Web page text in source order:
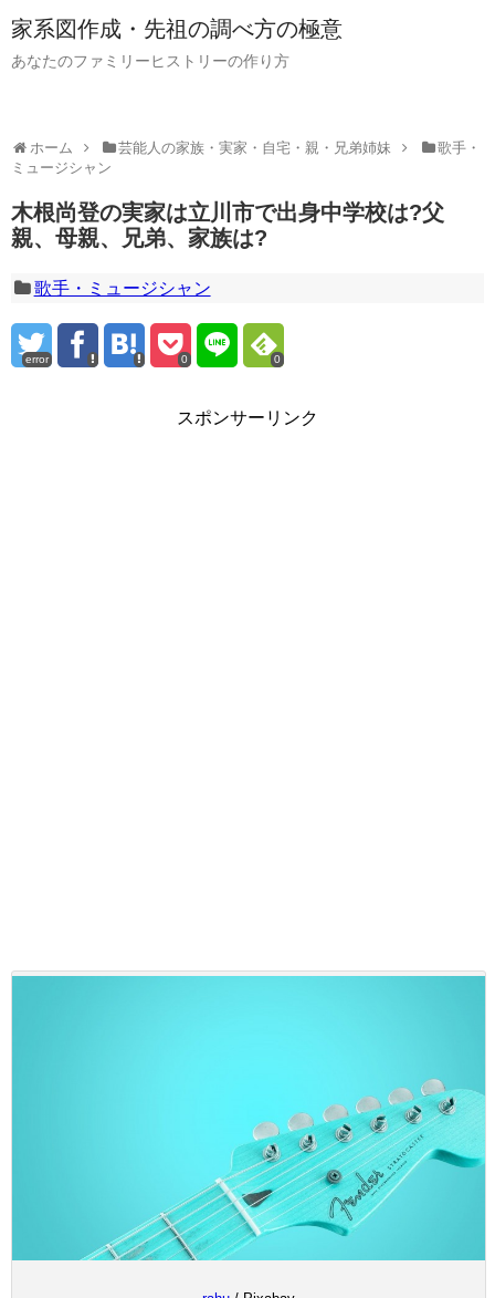
家系図作成・先祖の調べ方の極意
あなたのファミリーヒストリーの作り方
ホーム 芸能人の家族・実家・自宅・親・兄弟姉妹
歌手・
ミュージシャン
木根尚登の実家は立川市で出身中学校は?父
親、母親、兄弟、家族は?
歌手・ミュージシャン
error 0 0
スポンサーリンク